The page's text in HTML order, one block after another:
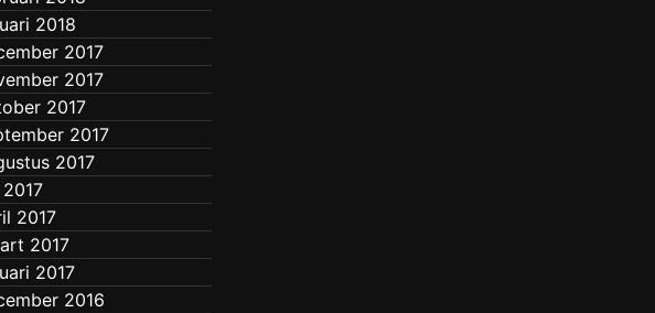
2018
2017
2017
2017
2017
2017
2017
2017
2017
2016